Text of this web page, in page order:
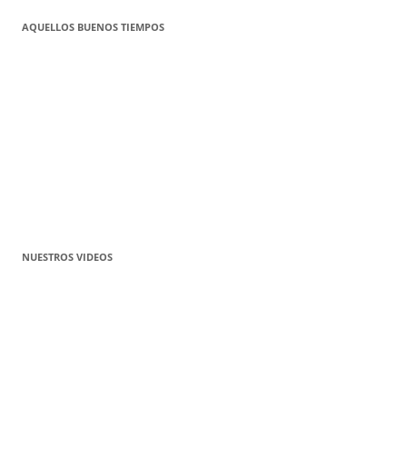
AQUELLOS BUENOS TIEMPOS
NUESTROS VIDEOS